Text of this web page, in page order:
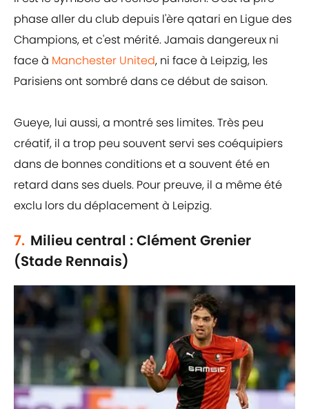
phase aller du club depuis l'ère qatari en Ligue des
Champions, et c'est mérité. Jamais dangereux ni
face à Manchester United, ni face à Leipzig, les
Parisiens ont sombré dans ce début de saison.
Gueye, lui aussi, a montré ses limites. Très peu
créatif, il a trop peu souvent servi ses coéquipiers
dans de bonnes conditions et a souvent été en
retard dans ses duels. Pour preuve, il a même été
exclu lors du déplacement à Leipzig.
7. Milieu central : Clément Grenier
(Stade Rennais)